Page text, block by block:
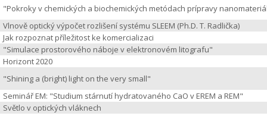
"Pokroky v chemických a biochemických metódach prípravy
Vlnově optický výpočet rozlišení systému SLEEM (Ph.D. T. Radlička)
Jak rozpoznat příležitost ke komercializaci
"Simulace prostorového náboje v elektronovém litografu"
Horizont 2020
"Shining a (bright) light on the very small"
Seminář EM: "Studium stárnutí hydratovaného CaO v EREM a REM"
Světlo v optických vláknech